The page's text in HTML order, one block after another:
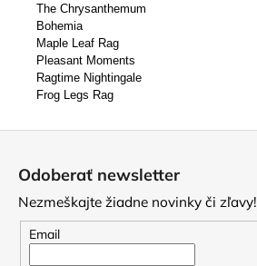
The Chrysanthemum
Bohemia
Maple Leaf Rag
Pleasant Moments
Ragtime Nightingale
Frog Legs Rag
Odoberať newsletter
Nezmeškajte žiadne novinky či zľavy!
Email